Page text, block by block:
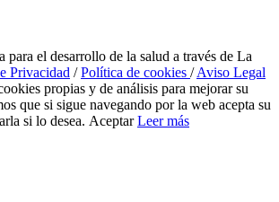
el desarrollo de la salud a través de La
Privacidad /Política de cookies /Aviso Legal
propias y de análisis para mejorar su
que si sigue navegando por la web acepta su
si lo desea. Aceptar Leer más